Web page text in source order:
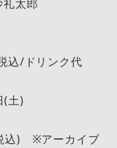
太郎
込/ドリンク代
(土)
込) ※アーカイブ